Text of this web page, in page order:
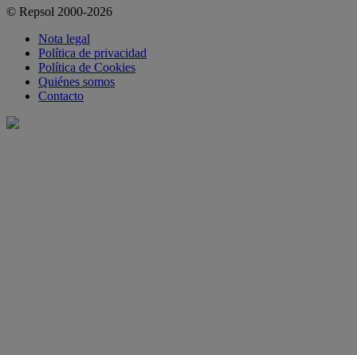
© Repsol 2000-2026
Nota legal
Política de privacidad
Política de Cookies
Quiénes somos
Contacto